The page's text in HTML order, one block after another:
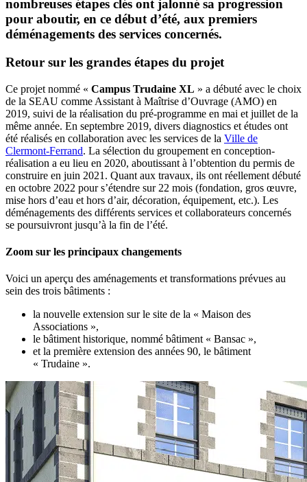
nombreuses étapes clés ont jalonné sa progression
pour aboutir, en ce début d’été, aux premiers
déménagements des services concernés.
Retour sur les grandes étapes du projet
Ce projet nommé « Campus Trudaine XL » a débuté avec le choix
de la SEAU comme Assistant à Maîtrise d’Ouvrage (AMO) en
2019, suivi de la réalisation du pré-programme en mai et juillet de la
même année. En septembre 2019, divers diagnostics et études ont
été réalisés en collaboration avec les services de la Ville de
Clermont-Ferrand. La sélection du groupement en conception-
réalisation a eu lieu en 2020, aboutissant à l’obtention du permis de
construire en juin 2021. Quant aux travaux, ils ont réellement débuté
en octobre 2022 pour s’étendre sur 22 mois (fondation, gros œuvre,
mise hors d’eau et hors d’air, décoration, équipement, etc.). Les
déménagements des différents services et collaborateurs concernés
se poursuivront jusqu’à la fin de l’été.
Zoom sur les principaux changements
Voici un aperçu des aménagements et transformations prévues au
sein des trois bâtiments :
la nouvelle extension sur le site de la « Maison des
Associations »,
le bâtiment historique, nommé bâtiment « Bansac »,
et la première extension des années 90, le bâtiment
« Trudaine ».